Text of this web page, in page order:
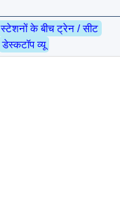
स्टेशनों के बीच ट्रेन / सीट
डेस्कटॉप व्यू